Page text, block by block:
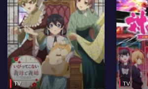
TV TV